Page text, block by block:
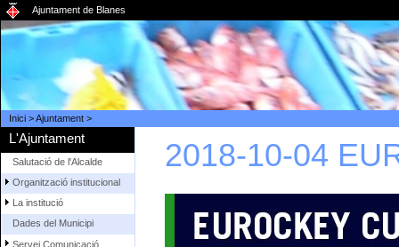
Ajuntament de Blanes
Inici>Ajuntament>
L'Ajuntament
Salutació de l'Alcalde
Organització institucional
La institució
Dades del Municipi
Servei Comunicació
2018-10-04